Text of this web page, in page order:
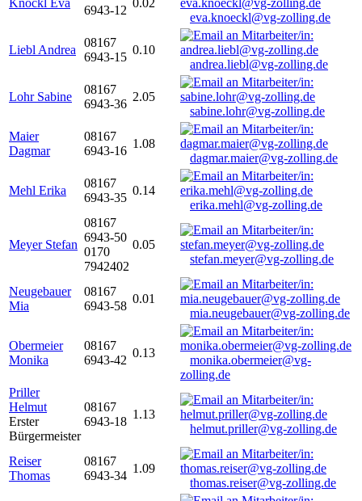
Knöckl Eva
6943-12
0.02
eva.knoeckl@vg-zolling.de
Liebl Andrea
08167
6943-15
0.10
andrea.liebl@vg-zolling.de
Lohr Sabine
08167
6943-36
2.05
sabine.lohr@vg-zolling.de
Maier
Dagmar
08167
6943-16
1.08
dagmar.maier@vg-zolling.de
Mehl Erika
08167
6943-35
0.14
erika.mehl@vg-zolling.de
Meyer Stefan
08167
6943-50
0170
7942402
0.05
stefan.meyer@vg-zolling.de
Neugebauer
Mia
08167
6943-58
0.01
mia.neugebauer@vg-zolling.de
Obermeier
Monika
08167
6943-42
0.13
monika.obermeier@vg-
zolling.de
Priller
Helmut
Erster
Bürgermeister
08167
6943-18
1.13
helmut.priller@vg-zolling.de
Reiser
Thomas
08167
6943-34
1.09
thomas.reiser@vg-zolling.de